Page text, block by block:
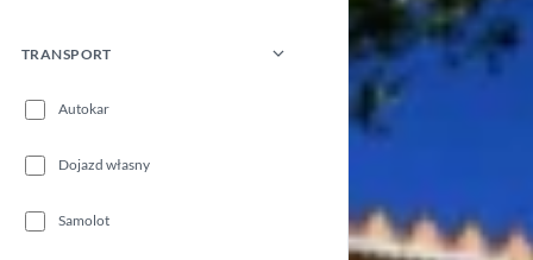
TRANSPORT
Autokar
Dojazd własny
Samolot